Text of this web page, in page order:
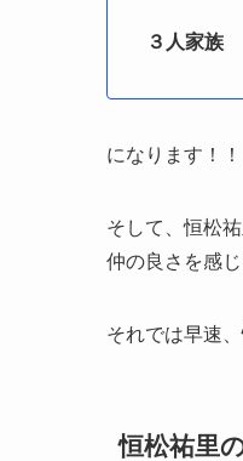
３人家族
になります！！
そして、恒松
仲の良さを感
それでは早速、
恒松祐里